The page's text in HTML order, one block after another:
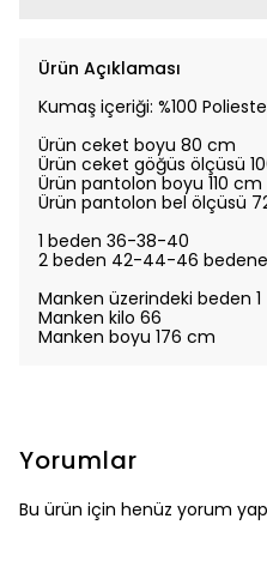
Ürün Açıklaması
Kumaş içeriği: %100
Ürün ceket boyu 80 cm
Ürün ceket göğüs ölçüsü
Ürün pantolon boyu 110 cm
Ürün pantolon bel ölçüsü
1 beden 36-38-40
2 beden 42-44-46
Manken üzerindeki beden 1
Manken kilo 66
Manken boyu 176 cm
Yorumlar
Bu ürün için henüz yorum